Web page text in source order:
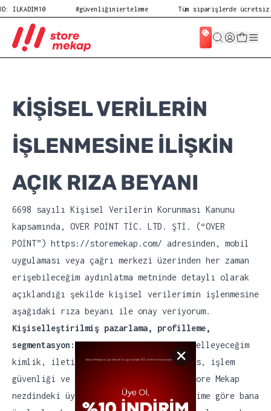
#güvenliğinierteleme Tüm siparişlerde
KİŞİSEL VERİLERİN
İŞLENMESİNE İLİŞKİN
AÇIK RIZA BEYANI
6698 sayılı Kişisel Verilerin Korunması Kanunu
kapsamında, OVER POİNT TİC. LTD. ŞTİ. (“OVER
POİNT”) https://storemekap.com/ adresinden, mobil
uygulaması veya çağrı merkezi üzerinden her zaman
erişebileceğim aydınlatma metninde detaylı olarak
açıklandığı şekilde kişisel verilerimin işlenmesine
aşağıdaki rıza beyanı ile onay veriyorum.
Kişiselleştirilmiş pazarlama, profilleme,
segmentasyon:Mevcut veya ileride güncelleyeceğim
kimlik, iletişim, müşteri işlem, finans, işlem
güvenliği ve pazarlama verilerimin; Store Mekap
nezdindeki üyeliklerim ve alışverişlerime göre bana